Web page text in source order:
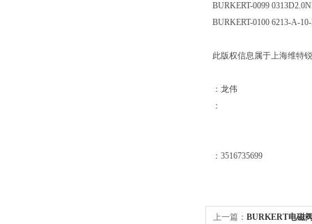
BURKERT-0099
BURKERT-0100 6213-
此版权信息属于上海维特
：龙伟
：
：3516735699
上一篇： BURKERT电磁